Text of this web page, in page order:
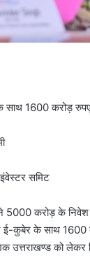
साथ 1600 करोड़
समिट
करोड़ के निवेश
और ई-कुबेर के साथ
उत्तराखण्ड को